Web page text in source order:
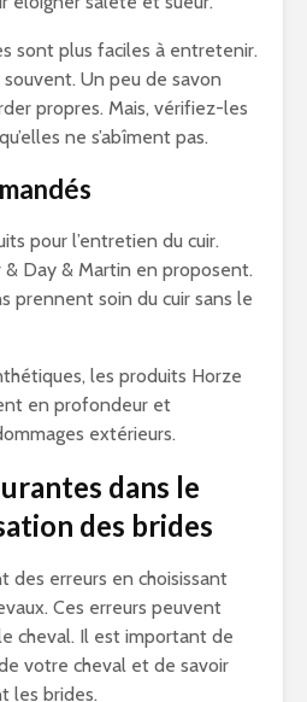
sont plus faciles à entretenir.
souvent. Un peu de savon
propres. Mais, vérifiez-les
ne s’abîment pas.
pour l’entretien du cuir.
Day & Martin en proposent.
prennent soin du cuir sans le
les produits Horze
en profondeur et
extérieurs.
dans le
des brides
des erreurs en choisissant
Ces erreurs peuvent
cheval. Il est important de
votre cheval et de savoir
les brides.